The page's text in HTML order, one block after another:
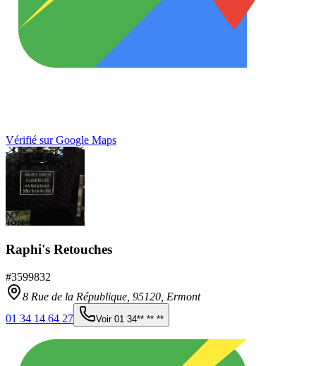
Vérifié sur Google Maps
Raphi's Retouches
#3599832
8 Rue de la République, 95120 Ermont
01 34 14 64 27
Voir 01 34** ** **